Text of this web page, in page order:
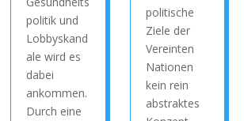
politik und
Lobbyskand
ale wird es
dabei
ankommen.
Durch eine
politische
Ziele der
Vereinten
Nationen
kein rein
abstraktes